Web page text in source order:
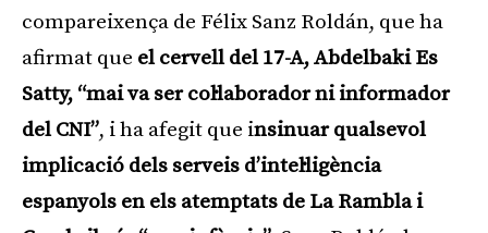
compareixença de Félix Sanz Roldán, que ha
afirmat que el cervell del 17-A, Abdelbaki Es
Satty, “mai va ser col·laborador ni informador
del CNI”, i ha afegit que insinuar qualsevol
implicació dels serveis d’intel·ligència
espanyols en els atemptats de La Rambla i